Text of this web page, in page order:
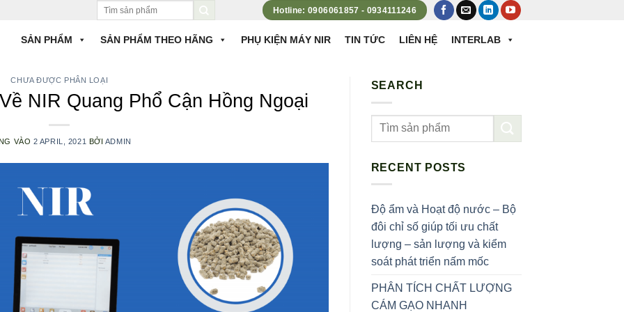
Tìm
Hotline: 0906061857 - 0934111246
SẢN PHẨM SẢN PHẨM THEO HÃNG PHỤ KIỆN MÁY NIR TIN TỨC LIÊN HỆ INTERLAB
CHƯA ĐƯỢC PHÂN LOẠI
NIR Quang Phổ Cận Hồng Ngoại
VÀO 2 APRIL, 2021 BỞI ADMIN
SEARCH
RECENT POSTS
Độ ẩm và Hoạt độ nước – Bộ
đôi chỉ số giúp tối ưu chất
lượng – sản lượng và kiểm
soát phát triển nấm mốc
PHÂN TÍCH CHẤT LƯỢNG
CÁM GẠO NHANH